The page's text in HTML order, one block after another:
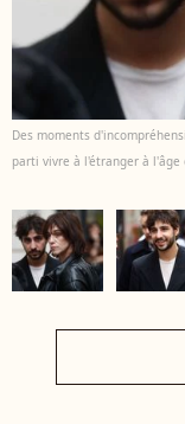
Des moments
parti vivre à l'étranger à l'âge